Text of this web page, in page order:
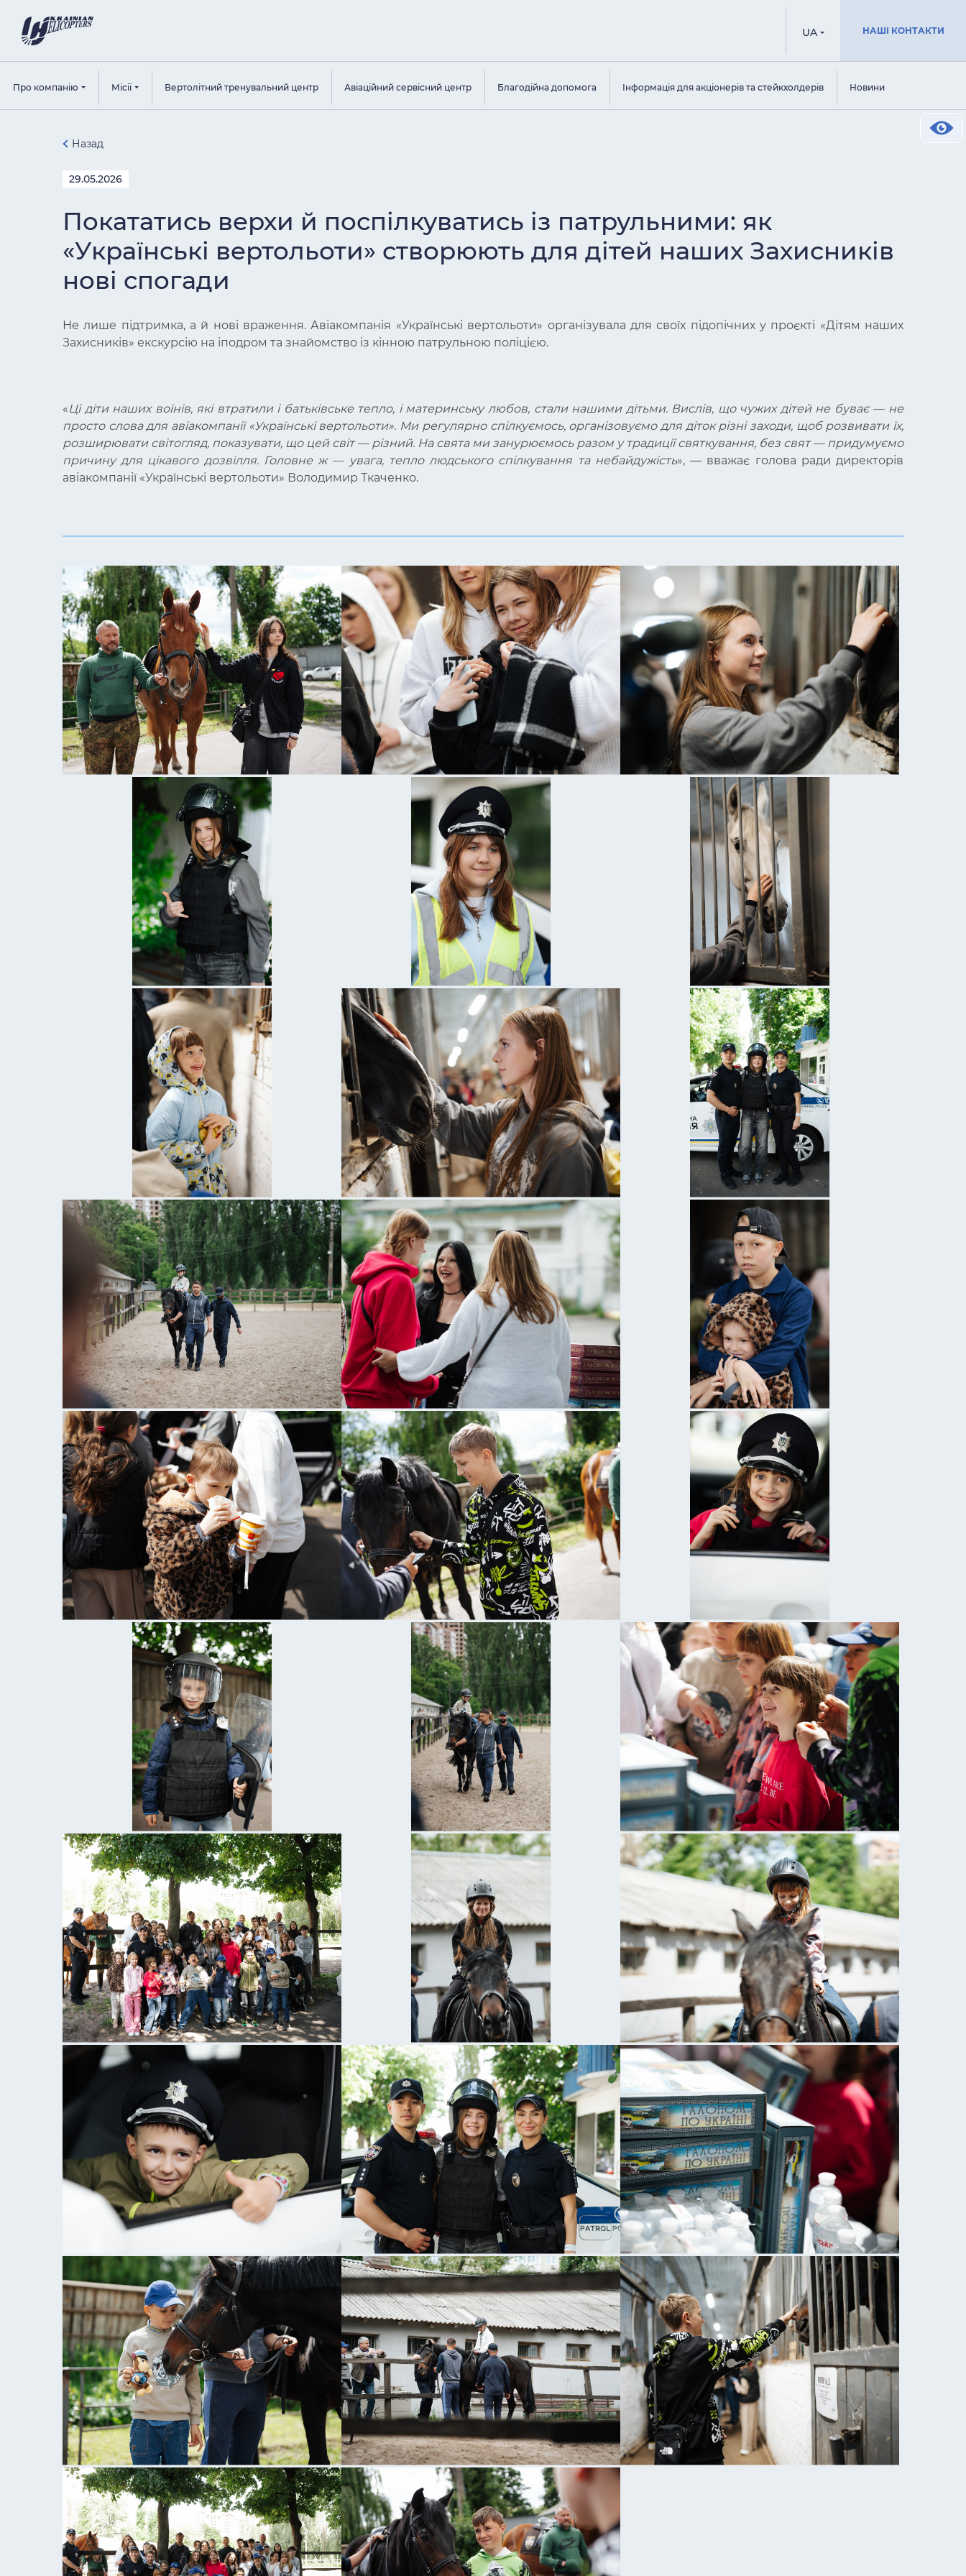
UA НАШІ КОНТАКТИ
Про компанію Місії Вертолітний тренувальний центр Авіаційний сервісний центр Благодійна допомога Інформація для акціонерів та стейкхолдерів Новини
Назад
29.05.2026
Покататись верхи й поспілкуватись із патрульними: як
«Українські вертольоти» створюють для дітей наших Захисників
нові спогади
Не лише підтримка, а й нові враження. Авіакомпанія «Українські вертольоти» організувала для своїх підопічних у проєкті «Дітям наших
Захисників» екскурсію на іподром та знайомство із кінною патрульною поліцією.
«Ці діти наших воїнів, які втратили і батьківське тепло, і материнську любов, стали нашими дітьми. Вислів, що чужих дітей не буває — не
просто слова для авіакомпанії «Українські вертольоти». Ми регулярно спілкуємось, організовуємо для діток різні заходи, щоб розвивати їх,
розширювати світогляд, показувати, що цей світ — різний. На свята ми занурюємось разом у традиції святкування, без свят — придумуємо
причину для цікавого дозвілля. Головне ж — увага, тепло людського спілкування та небайдужість», — вважає голова ради директорів
авіакомпанії «Українські вертольоти» Володимир Ткаченко.